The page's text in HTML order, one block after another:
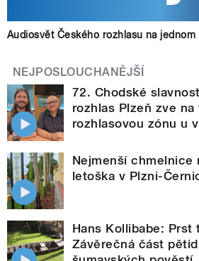
Audiosvět Českého rozhlasu na jednom
NEJPOSLOUCHANĚJŠÍ
72. Chodské
rozhlas Plzeň zve na
rozhlasovou zónu u
Nejmenší chmelnice
letoška v Plzni-
Hans Kollibabe: Prst
Závěrečná část